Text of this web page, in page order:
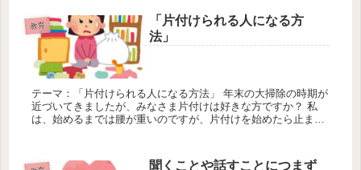
教育
「片付けられる人になる方
法」
テーマ：「片付けられる人になる方法」 年末の大掃除の時期が
近づいてきましたが、みなさま片付けは好きな方ですか？ 私
は、始めるまでは腰が重いのですが、片付けを始めたら止まら
聞くことや話すことにつまず